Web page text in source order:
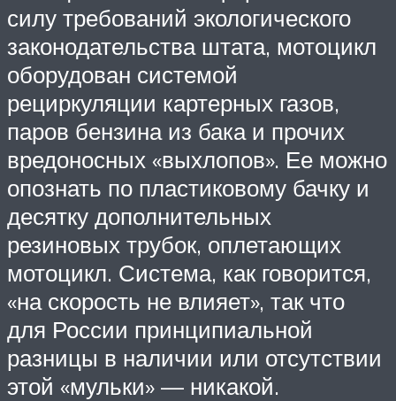
силу требований экологического
законодательства штата, мотоцикл
оборудован системой
рециркуляции картерных газов,
паров бензина из бака и прочих
вредоносных «выхлопов». Ее можно
опознать по пластиковому бачку и
десятку дополнительных
резиновых трубок, оплетающих
мотоцикл. Система, как говорится,
«на скорость не влияет», так что
для России принципиальной
разницы в наличии или отсутствии
этой «мульки» — никакой.